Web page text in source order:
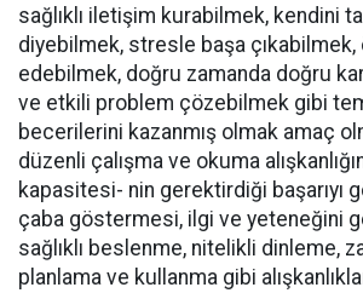
sağlıklı iletişim kurabilmek, kendini
diyebilmek, stresle başa
edebilmek, doğru zamanda doğru
ve etkili problem çözebilmek gibi
becerilerini kazanmış olmak amaç
düzenli çalışma ve okuma
kapasitesi- nin gerektirdiği başarıyı
çaba göstermesi, ilgi ve yeteneğini
sağlıklı beslenme, nitelikli dinleme,
planlama ve kullanma gibi